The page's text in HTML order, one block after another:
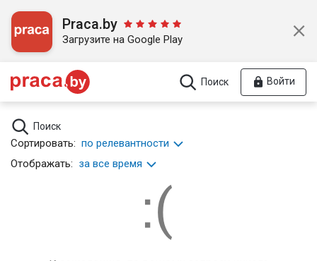
Praca.by
Загрузите на Google Play
Поиск Войти
Поиск
Сортировать: по релевантности
Отображать: за все время